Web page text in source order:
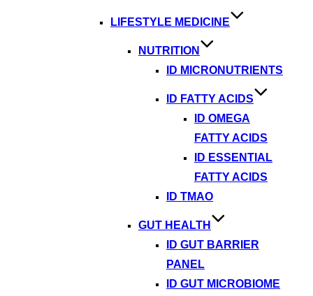
LIFESTYLE MEDICINE
NUTRITION
ID MICRONUTRIENTS
ID FATTY ACIDS
ID OMEGA
FATTY ACIDS
ID ESSENTIAL
FATTY ACIDS
ID TMAO
GUT HEALTH
ID GUT BARRIER
PANEL
ID GUT MICROBIOME